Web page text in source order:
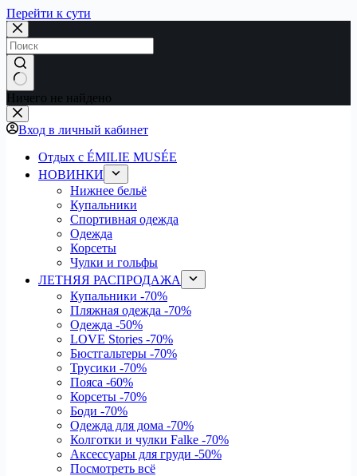
Перейти к сути
Ничего не найдено
Вход в личный кабинет
Отдых с ÉMILIE MUSÉE
НОВИНКИ
Нижнее бельё
Купальники
Спортивная одежда
Одежда
Корсеты
Чулки и гольфы
ЛЕТНЯЯ РАСПРОДАЖА
Купальники -70%
Пляжная одежда -70%
Одежда -50%
LOVE Stories -70%
Бюстгальтеры -70%
Трусики -70%
Пояса -60%
Корсеты -70%
Боди -70%
Одежда для дома -70%
Колготки и чулки Falke -70%
Аксессуары для груди -50%
Посмотреть всё